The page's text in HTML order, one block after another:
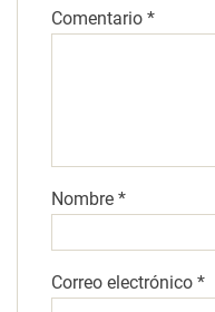
Comentario *
Nombre *
Correo electrónico *